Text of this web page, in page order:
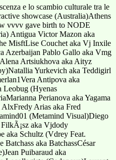
aka Pan Optik (Kanaka Project)Gianluca Natanti (Les Mistons)Gianluca Susi aka Elki (Seeinteracting)Gianni Mastronardi aka Unz.snuGianpiero Morgese (The Yellow Sound Project)Gigi Calabro aka Gigi (Complessino Omovazka)Giordana Fioravanti aka Miss LoonyGiorgio Alloatti aka Moo' Lfz (Yellows)Giovanni Costantini aka Master In Sonic Arts (Massimiliano Todisco)Giuliano Scarola (The Yellow Sound Project)Giulio Pernice aka Viniciolindo82 (Aye Aye)Giuseppe Guariniello aka Vjmutech (Mlc [mutechlabcrew])Hatori YumiHenry Cook aka Vj LocoIsaura Cermignani aka EscrauvaIvan Re aka ErinavIvan Giovannetti aka Killan (Lab9)Jacopo Zangrilli aka Visualjack (Vga For Breakfast)Jacopo Di Crescenzo aka JacopsenJacopo Dall'agnol aka Jdallagnol (Nonsiamoartisti) VIA DEL VERANO, 39 - 00185 ROMA - PH.:+39 06 78147301 - FAX:+39 06 78390805 - - Leila Bahlouri aka LeilaLidia Ravviso aka Rednikita (Gynoid Crew)Lilith Primavera (Gynoid Crew)Luca Moni aka MonoizLuca Pietropaoli aka Fadingstar (The Trashers)Luca Pulvirenti aka Deepsheet (Hybrid Tomato)Manuel Buscemi aka Gruppo Workshow (Gruppoworkshow)Marco Bertola aka Seeinteracting (Seeinteracting)Marco Perini aka Narco (Lab9)Maria Pia Rizzo aka MapiMariarosa Prisco aka Neme_skaMarta De Pascalis aka Maesia (Maesia/fax)Massimiliano Brunno aka Zù Massimo (Vga For Breakfast)Massimiliano Amati aka Oxooxo (Oxo)Massimiliano Rasori aka SojolaMassimino Massimino aka Sonic Visioner (Electrode)Massimo Ragusa aka Vjonesto (Kanaka Project)Matteo Forli aka Matteo Forlì (Ur)Matteo Canini aka Megattera (Progetto Megattera)Matteo Martignoni aka Grav (Kanaka Project)Mattia Centemero aka Pauerboys (Datasheet)Maurizio ProchiloMauro Sciaccaluga (Ur)Micaela Bechini aka _mica (Progetto Megattera)Michele Gobbo aka H (Datasheet)Michele Cirulli aka Vj Miko (patchwork Video Crew)Nicola Saponaro aka SapolabNicola Monopoli (The Yellow Sound Project)Nicola Alparone aka InicolabugNicola Stefano Santomauro aka Stv (Lab9)Omar Eisa aka Omareox (Visualreloadrmx)Paolo Natanti (Les Mistons)Paolo Passarelli aka Pablo (Neocortex)Paolo Scoppola aka PaoloscoppolaPiero Iapicca aka Hardtopronounce (Kanaka Project)Pietro Melloni aka Pedro (Torafugu)Pippo Franco aka D1ng (More*tv*v)Plus Ensure aka